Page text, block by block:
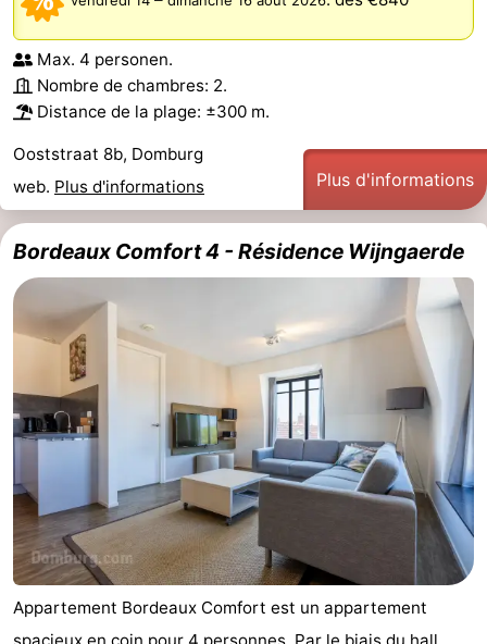
Max. 4 personen.
Nombre de chambres: 2.
Distance de la plage: ±300 m.
Ooststraat 8b, Domburg
web. Plus d'informations Plus d'informations
Bordeaux Comfort 4 - Résidence Wijngaerde
Appartement Bordeaux Comfort est un appartement